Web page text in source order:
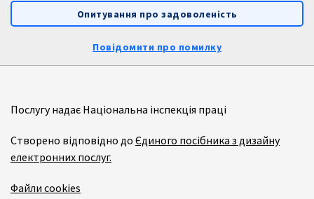
Опитування про задоволеність
Повідомити про помилку
Послугу надає Національна інспекція праці
Створено відповідно до Єдиного посібника з дизайну
електронних послуг.
Файли cookies